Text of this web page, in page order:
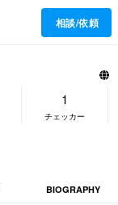
相談/依頼
1
チェッカー
BIOGRAPHY